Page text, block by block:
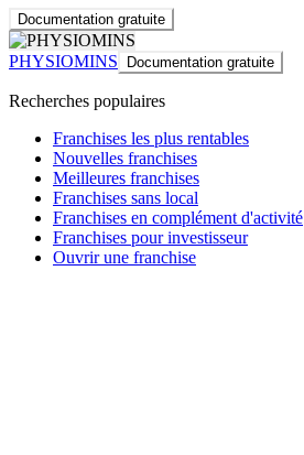
Documentation gratuite
PHYSIOMINS Documentation gratuite
Recherches populaires
Franchises les plus rentables
Nouvelles franchises
Meilleures franchises
Franchises sans local
Franchises en complément d'activité
Franchises pour investisseur
Ouvrir une franchise